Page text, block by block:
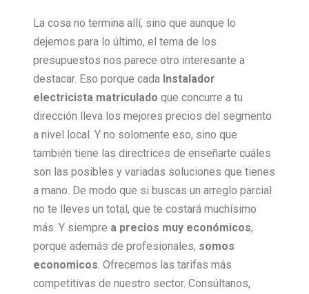
La cosa no termina allí, sino que aunque lo
dejemos para lo último, el tema de los
presupuestos nos parece otro interesante a
destacar. Eso porque cada Instalador
electricista matriculado que concurre a tu
dirección lleva los mejores precios del segmento
a nivel local. Y no solomente eso, sino que
también tiene las directrices de enseñarte cuáles
son las posibles y variadas soluciones que tienes
a mano. De modo que si buscas un arreglo parcial
no te lleves un total, que te costará muchísimo
más. Y siempre a precios muy económicos,
porque además de profesionales, somos
economicos . Ofrecemos las tarifas más
competitivas de nuestro sector. Consúltanos,